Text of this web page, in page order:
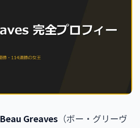
Beau Greaves （ボー・グリーヴ